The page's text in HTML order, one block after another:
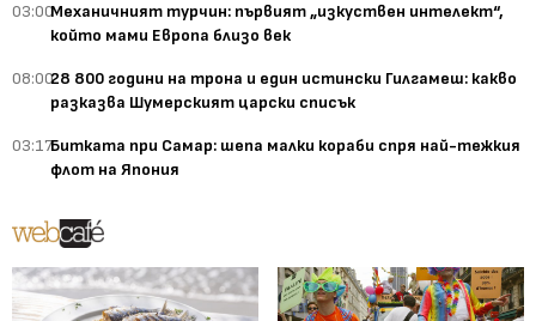
03:00Механичният турчин: първият „изкуствен интелект“,
който мами Европа близо век
08:0028 800 години на трона и един истински Гилгамеш: какво
разказва Шумерският царски списък
03:17Битката при Самар: шепа малки кораби спря най-тежкия
флот на Япония